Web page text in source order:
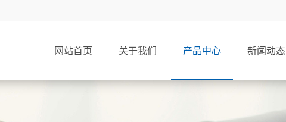
网站首页 关于我们 产品中心 新闻动态